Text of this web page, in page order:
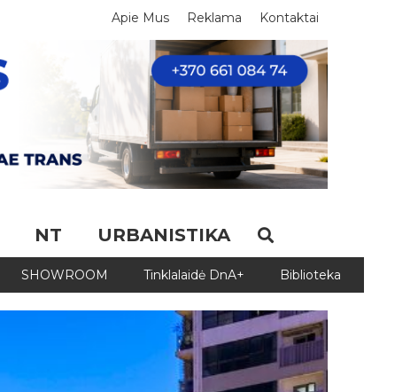
Apie Mus Reklama Kontaktai
NT URBANISTIKA
SHOWROOM Tinklalaidė DnA+ Biblioteka